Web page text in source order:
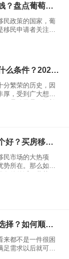
。而且葡萄牙的
海外投资的地点，
葡萄牙移民入籍条
葡萄牙移民需要多少钱？盘点葡萄牙移民所需费用
民政策的国家，葡
民申请者关注的
中尤以中国移民
移民到底有哪些费
要的房产投资费用
的收费。下面和小
理费用有哪些吧。
葡萄牙移民申请需要什么条件？2022年葡萄牙移民条件解析！
分繁荣的历史，因
厚，受到广大想要
冠肆虐，许多国
葡萄牙和希腊移民哪个好？买房移民首选葡萄牙还是希腊，来看看资深移民专家怎么说？
民市场的大热项
所在。那么如果
移民首选葡萄牙
移民葡萄牙中介如何选择？如何顺利移民到葡萄牙呢？
来都不是一件很困
需求以后就可以